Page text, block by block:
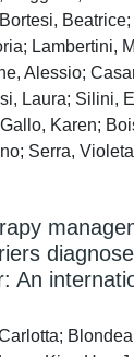
Lambertini,
Alessio;
Laura; Silini,
Karen;
Serra,
An